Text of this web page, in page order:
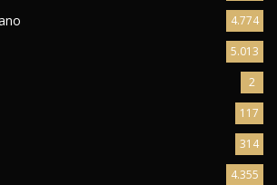
4.774
5.013
2
117
314
4.355